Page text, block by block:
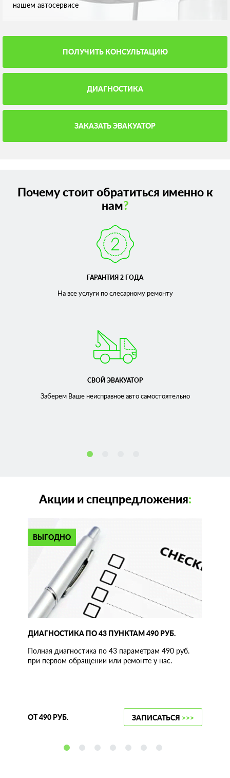
нашем автосервисе
ПОЛУЧИТЬ КОНСУЛЬТАЦИЮ
ДИАГНОСТИКА
ЗАКАЗАТЬ ЭВАКУАТОР
Почему стоит обратиться именно к
нам?
ГАРАНТИЯ 2 ГОДА
На все услуги по слесарномуремонту
СВОЙ ЭВАКУАТОР
Заберем Ваше неисправноеавто самостоятельно
Акции и спецпредложения:
ВЫГОДНО
ДИАГНОСТИКА ПО 43 ПУНКТАМ 490 РУБ.
Полная диагностика по 43 параметрам 490 руб.
при первом обращении или ремонте у нас.
ОТ 490 РУБ. ЗАПИСАТЬСЯ >>>